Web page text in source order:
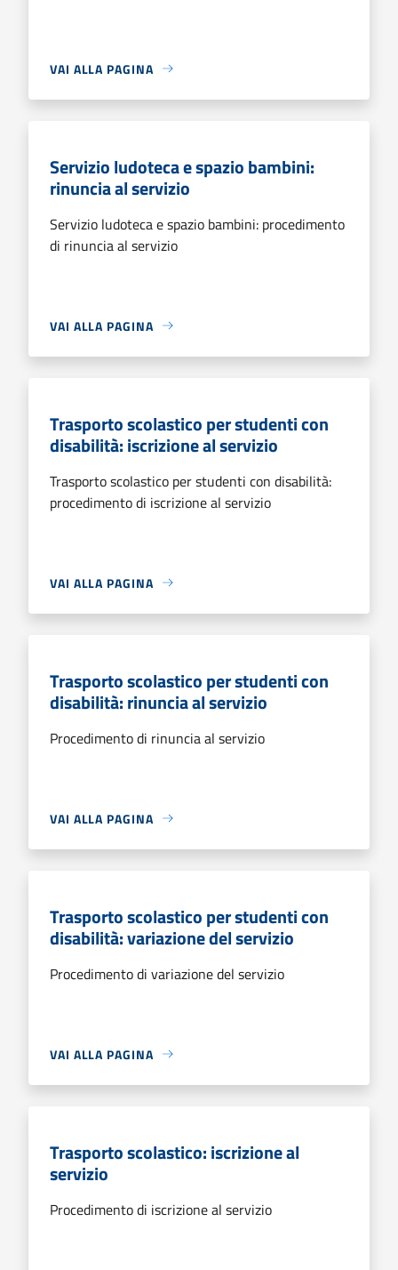
VAI ALLA PAGINA
Servizio ludoteca e spazio bambini:
rinuncia al servizio
Servizio ludoteca e spazio bambini: procedimento
di rinuncia al servizio
VAI ALLA PAGINA
Trasporto scolastico per studenti con
disabilità: iscrizione al servizio
Trasporto scolastico per studenti con disabilità:
procedimento di iscrizione al servizio
VAI ALLA PAGINA
Trasporto scolastico per studenti con
disabilità: rinuncia al servizio
Procedimento di rinuncia al servizio
VAI ALLA PAGINA
Trasporto scolastico per studenti con
disabilità: variazione del servizio
Procedimento di variazione del servizio
VAI ALLA PAGINA
Trasporto scolastico: iscrizione al
servizio
Procedimento di iscrizione al servizio